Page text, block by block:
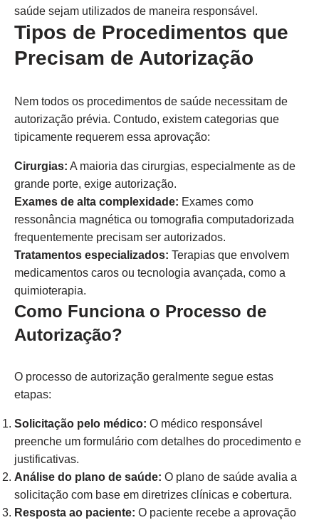
saúde sejam utilizados de maneira responsável.
Tipos de Procedimentos que
Precisam de Autorização
Nem todos os procedimentos de saúde necessitam de
autorização prévia. Contudo, existem categorias que
tipicamente requerem essa aprovação:
Cirurgias: A maioria das cirurgias, especialmente as de
grande porte, exige autorização.
Exames de alta complexidade: Exames como
ressonância magnética ou tomografia computadorizada
frequentemente precisam ser autorizados.
Tratamentos especializados: Terapias que envolvem
medicamentos caros ou tecnologia avançada, como a
quimioterapia.
Como Funciona o Processo de
Autorização?
O processo de autorização geralmente segue estas
etapas:
Solicitação pelo médico: O médico responsável
preenche um formulário com detalhes do procedimento e
justificativas.
Análise do plano de saúde: O plano de saúde avalia a
solicitação com base em diretrizes clínicas e cobertura.
Resposta ao paciente: O paciente recebe a aprovação